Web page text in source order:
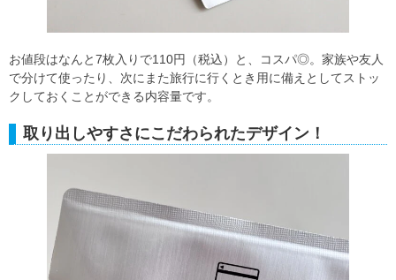
お値段はなんと7枚入りで110円（税込）と、コスパ◎。家族や友人
で分けて使ったり、次にまた旅行に行くとき用に備えとしてストッ
クしておくことができる内容量です。
取り出しやすさにこだわられたデザイン！